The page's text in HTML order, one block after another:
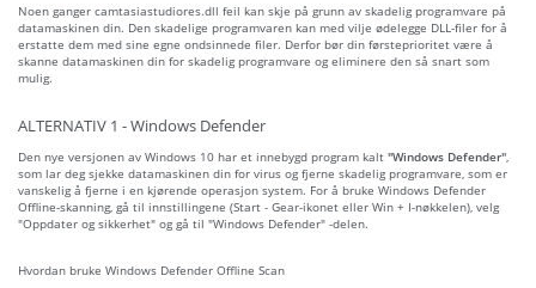
Noen ganger camtasiastudiores.dll feil kan skje på grunn av skadelig programvare på
datamaskinen din. Den skadelige programvaren kan med vilje ødelegge DLL-filer for å
erstatte dem med sine egne ondsinnede filer. Derfor bør din førsteprioritet være å
skanne datamaskinen din for skadelig programvare og eliminere den så snart som
mulig.
ALTERNATIV 1 - Windows Defender
Den nye versjonen av Windows 10 har et innebygd program kalt "Windows Defender"
som lar deg sjekke datamaskinen din for virus og fjerne skadelig programvare, som er
vanskelig å fjerne i en kjørende operasjon system. For å bruke Windows Defender
Offline-skanning, gå til innstillingene (Start - Gear-ikonet eller Win + I-nøkkelen), velg
"Oppdater og sikkerhet" og gå til "Windows Defender" -delen.
Hvordan bruke Windows Defender Offline Scan